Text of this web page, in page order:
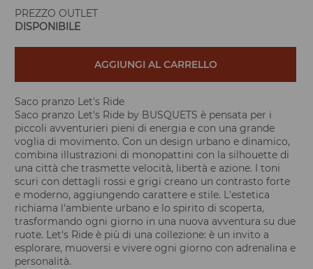
PREZZO OUTLET
DISPONIBILE
AGGIUNGI AL CARRELLO
Saco pranzo Let's Ride
Saco pranzo Let's Ride by BUSQUETS è pensata per i
piccoli avventurieri pieni di energia e con una grande
voglia di movimento. Con un design urbano e dinamico,
combina illustrazioni di monopattini con la silhouette di
una città che trasmette velocità, libertà e azione. I toni
scuri con dettagli rossi e grigi creano un contrasto forte
e moderno, aggiungendo carattere e stile. L'estetica
richiama l'ambiente urbano e lo spirito di scoperta,
trasformando ogni giorno in una nuova avventura su due
ruote. Let's Ride è più di una collezione: è un invito a
esplorare, muoversi e vivere ogni giorno con adrenalina e
personalità.